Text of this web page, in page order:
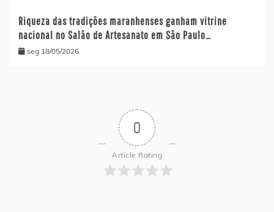
Riqueza das tradições maranhenses ganham vitrine
nacional no Salão de Artesanato em São Paulo…
seg 18/05/2026
0
Article Rating